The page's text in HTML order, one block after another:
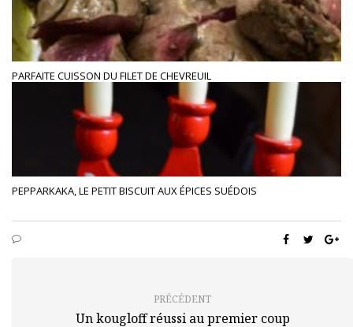
PARFAITE CUISSON DU FILET DE CHEVREUIL
PEPPARKAKA, LE PETIT BISCUIT AUX ÉPICES SUÉDOIS
PRÉCÉDENT
Un kougloff réussi au premier coup